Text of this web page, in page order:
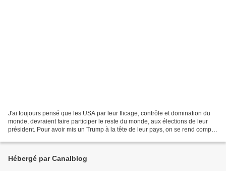
J'ai toujours pensé que les USA par leur flicage, contrôle et domination du
monde, devraient faire participer le reste du monde, aux élections de leur
président. Pour avoir mis un Trump à la tête de leur pays, on se rend compte
Hébergé par Canalblog